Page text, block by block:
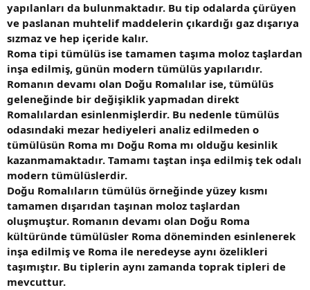
yapılanları da bulunmaktadır. Bu tip odalarda çürüyen
ve paslanan muhtelif maddelerin çıkardığı gaz dışarıya
sızmaz ve hep içeride kalır.
Roma tipi tümülüs ise tamamen taşıma moloz taşlardan
inşa edilmiş, günün modern tümülüs yapılarıdır.
Romanın devamı olan Doğu Romalılar ise, tümülüs
geleneğinde bir değişiklik yapmadan direkt
Romalılardan esinlenmişlerdir. Bu nedenle tümülüs
odasındaki mezar hediyeleri analiz edilmeden o
tümülüsün Roma mı Doğu Roma mı olduğu kesinlik
kazanmamaktadır. Tamamı taştan inşa edilmiş tek odalı
modern tümülüslerdir.
Doğu Romalıların tümülüs örneğinde yüzey kısmı
tamamen dışarıdan taşınan moloz taşlardan
oluşmuştur. Romanın devamı olan Doğu Roma
kültüründe tümülüsler Roma döneminden esinlenerek
inşa edilmiş ve Roma ile neredeyse aynı özelikleri
taşımıştır. Bu tiplerin aynı zamanda toprak tipleri de
mevcuttur.